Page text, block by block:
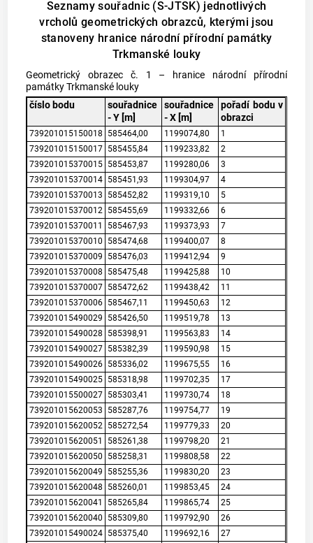
Seznamy souřadnic (S-JTSK) jednotlivých
vrcholů geometrických obrazců, kterými jsou
stanoveny hranice národní přírodní památky
Trkmanské louky
Geometrický obrazec č. 1 – hranice národní přírodní
památky Trkmanské louky
číslo bodu
souřadnice
- Y [m]
souřadnice
- X [m]
pořadí bodu v
obrazci
739201015150018 585464,00 1199074,80
1
739201015150017 585455,84 1199233,82
2
739201015370015 585453,87 1199280,06
3
739201015370014 585451,93 1199304,97
4
739201015370013
585452,82 1199319,10
5
739201015370012 585455,69 1199332,66
6
739201015370011
585467,93 1199373,93
7
739201015370010
585474,68 1199400,07
8
739201015370009
585476,03 1199412,94
9
739201015370008
585475,48 1199425,88
10
739201015370007 585472,62 1199438,42
11
739201015370006 585467,11 1199450,63
12
739201015490029
585426,50 1199519,78
13
739201015490028
585398,91 1199563,83
14
739201015490027 585382,39 1199590,98
15
739201015490026 585336,02 1199675,55
16
739201015490025 585318,98 1199702,35
17
739201015500027 585303,41 1199730,74
18
739201015620053
585287,76 1199754,77
19
739201015620052 585272,54 1199779,33
20
739201015620051
585261,38 1199798,20
21
739201015620050
585258,31 1199808,58
22
739201015620049
585255,36 1199830,20
23
739201015620048
585260,01 1199853,45
24
739201015620041
585265,84 1199865,74
25
739201015620040
585309,80 1199792,90
26
739201015490024 585375,40 1199692,16
27